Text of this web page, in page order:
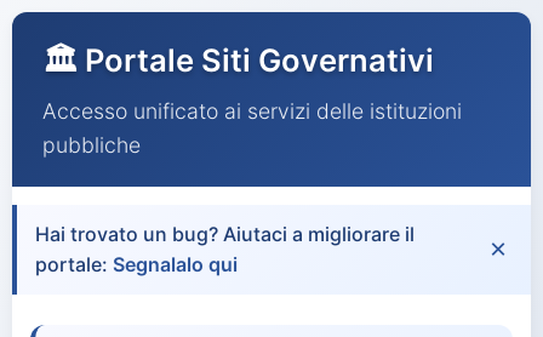
🏛️ Portale Siti Governativi
Accesso unificato ai servizi delle istituzioni
pubbliche
Hai trovato un bug? Aiutaci a migliorare il
portale: Segnalalo qui ×